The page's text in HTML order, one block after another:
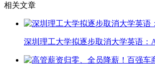
相关文章
深圳理工大学拟逐步取消大学英语：